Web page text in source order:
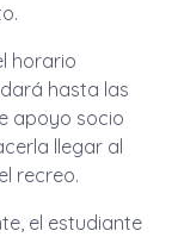
horario
hasta las
apoyo socio
llegar al
recreo.
el estudiante